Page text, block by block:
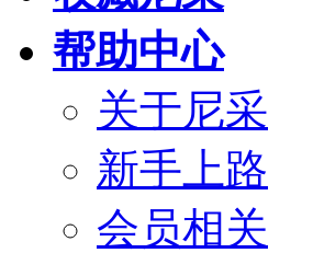
帮助中心
关于尼采
新手上路
会员相关